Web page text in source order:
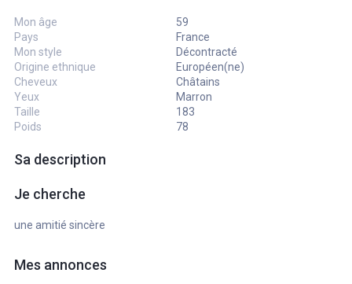
Mon âge
59
Pays
France
Mon style
Décontracté
Origine ethnique
Européen(ne)
Cheveux
Châtains
Yeux
Marron
Taille
183
Poids
78
Sa description
Je cherche
une amitié sincère
Mes annonces